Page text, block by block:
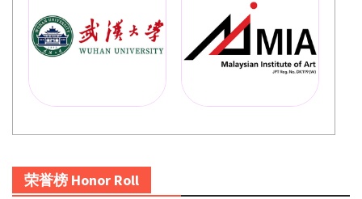
荣誉榜 Honor Roll